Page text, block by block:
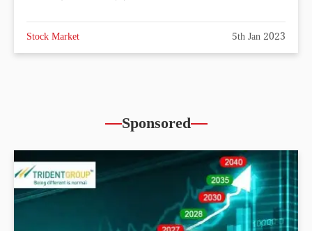
Stock Market 5th Jan 2023
Sponsored